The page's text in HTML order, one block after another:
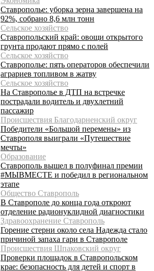
Ставрополье: уборка зерна завершена на
92%, собрано 8,6 млн тонн
Сельское хозяйство
Ставропольский край: овощи открытого
грунта продают прямо с полей
Сельское хозяйство
Ставрополье: пять операторов обеспечили
аграриев топливом в жатву
Сельское хозяйство
На Ставрополье в ДТП на встречке
пострадали водитель и двухлетний
пассажир
Происшествия Благодарненский округ
Победители «Большой перемены» из
Ставрополя выиграли «Путешествие
мечты»
Образование
Ставрополь вышел в полуфинал премии
#МЫВМЕСТЕ и победил в региональном
этапе
Общество Ставрополь
В Ставрополе до конца года откроют
отделение радионуклидной диагностики
Здравоохранение Ставрополь
Горение стерни около села Надежда стало
причиной запаха гари в Ставрополе
Происшествия Шпаковский округ
Проверки площадок в Ставропольском
крае: безопасность для детей и спорт в